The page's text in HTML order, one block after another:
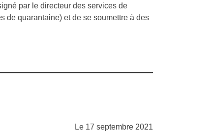
par le directeur des services de
de quarantaine) et de se soumettre à des
Le 17 septembre 2021